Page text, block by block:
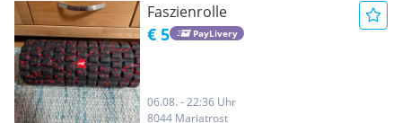
Faszienrolle
€ 5 PayLivery
06.08. - 22:36 Uhr
8044 Mariatrost